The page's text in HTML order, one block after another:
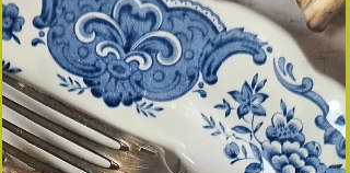
familiales. Pourtant, il existe un morceau que l’on
peut cuisiner toute l’année , et qui régale toujours
4 à 6 personnes : l’épaule d’agneau . Savoureuse,
abordable, tendre, elle se prête aussi bien aux
cuissons au four qu’aux mijotés en cocotte. Rôtie,
confite ou parfumée aux herbes, elle